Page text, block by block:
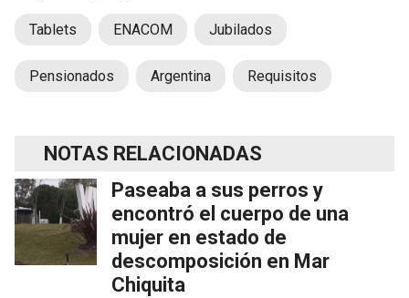
Tablets ENACOM Jubilados
Pensionados Argentina Requisitos
NOTAS RELACIONADAS
Paseaba a sus perros y
encontró el cuerpo de una
mujer en estado de
descomposición en Mar
Chiquita